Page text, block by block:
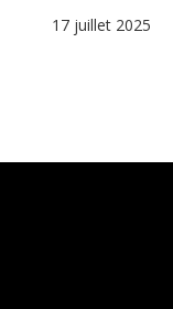
17 juillet 2025